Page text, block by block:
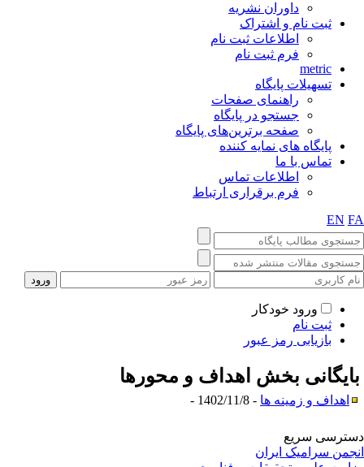
داوران نشریه
ثبت نام و اشتراک
اطلاعات ثبت نام
فرم ثبت نام
metric
تسهیلات پایگاه
راهنمای صفحات
جستجو در پایگاه
صفحه برترین‌های پایگاه
پایگاه های نمایه کننده
تماس با ما
اطلاعات تماس
فرم برقراری ارتباط
EN
ورود خودکار
ثبت نام
بازیابی رمز عبور
بخشاهداف و محورها
اهداف و زمینه ها- 1402/11/8 -
سریع
سرامیک ایران